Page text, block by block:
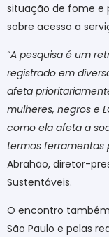
situação de fome e
sobre acesso a
“A pesquisa é um
registrado em
afeta
mulheres, negros e
como ela afeta a
termos ferramentas
Abrahão, diretor-
Sustentáveis.
O encontro
São Paulo e pelas